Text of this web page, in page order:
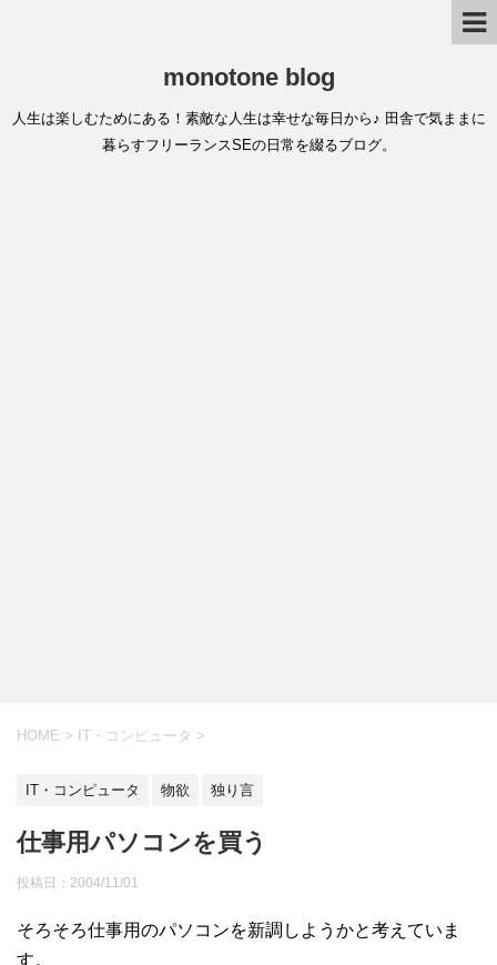
monotone blog
人生は楽しむためにある！素敵な人生は幸せな毎日から♪ 田舎で気ままに
暮らすフリーランスSEの日常を綴るブログ。
HOME > IT・コンピュータ >
IT・コンピュータ 物欲 独り言
仕事用パソコンを買う
投稿日： 2004/11/01
そろそろ仕事用のパソコンを新調しようかと考えていま
す。